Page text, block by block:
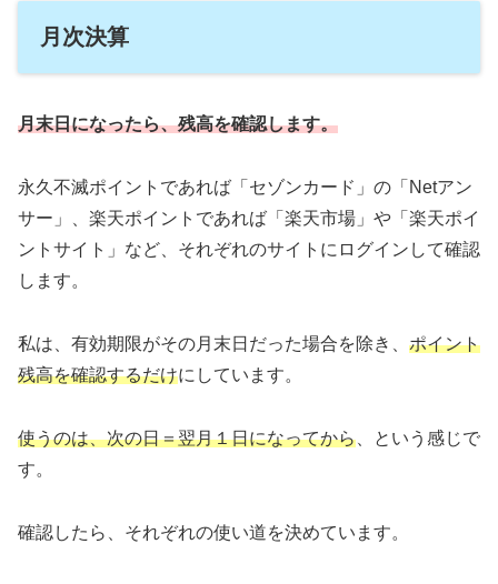
月次決算
月末日になったら、残高を確認します。
永久不滅ポイントであれば「セゾンカード」の「Netアン
サー」、楽天ポイントであれば「楽天市場」や「楽天ポイ
ントサイト」など、それぞれのサイトにログインして確認
します。
私は、有効期限がその月末日だった場合を除き、 ポイント
残高を確認するだけにしています。
使うのは、次の日＝翌月１日になってから 、という感じで
す。
確認したら、それぞれの使い道を決めています。